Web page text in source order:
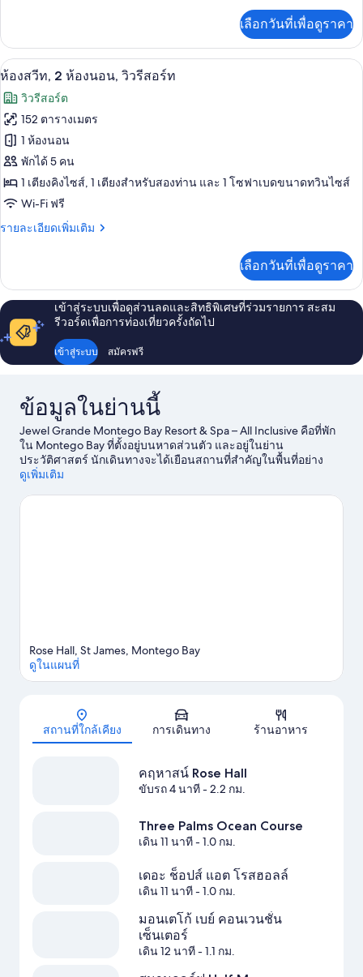
ทะเล
วิว
รีสอร์ท
เกี่ยว
กับ
ห้อง
ท,
ห้อง
นอน,
วิว
รีสอร์ท
เลือกวันที่เพื่อดูราคา
เปิด
ภาพถ่าย
ทั้งหมด
ของ
ห้อง
สวีท,
2
ห้อง
วิว
รีสอร์ท
เครื่องนอนระดับพรีเมียม, มินิบาร์, ตู้นิ
7
ห้องสวีท, 2 ห้องนอน, วิวรีสอร์ท
วิวรีสอร์ต
152 ตารางเมตร
1 ห้องนอน
พักได้ 5 คน
1 เตียงคิงไซส์, 1 เตียงสำหรับสองท่าน และ 1 โซฟาเบดขนาดทวินไซส์
Wi-Fi ฟรี
รายละเอียดเพิ่มเติม
ราย
เกี่ยว
กับ
ห้อง
สวี
ท,
2
รีสอร์ท
เลือกวันที่เพื่อดูราคา
เข้าสู่ระบบเพื่อดูส่วนลดและสิทธิพิเศษที่ร่วมรายการ สะสม
รีวอร์ดเพื่อการท่องเที่ยวครั้งถัดไป
เข้าสู่ระบบ สมัครฟรี
ข้อมูลในย่านนี้
Jewel Grande Montego Bay Resort & Spa – All Inclusive คือที่พัก
ใน Montego Bay ที่ตั้งอยู่บนหาดส่วนตัว และอยู่ในย่าน
ประวัติศาสตร์ นักเดินทางจะได้เยือนสถานที่สำคัญในพื้นที่อย่าง
คฤหาสน์ Rose Hall และ เดอะ ช็อปส์ แอต โรสฮอลล์ รวมถึงที่เที่ยว
Montego Bay หากพาลูกๆ ไปเที่ยว แนะนำให้แวะ ถ้ำวิโดว์เมกเกอร์
ดูเพิ่มเติม
แผนที่
Rose Hall, St James, Montego Bay
ดูในแผนที่
สถานที่ใกล้เคียง การเดินทาง ร้านอาหาร
คฤหาสน์ Rose Hall
ขับรถ 4 นาที- 2.2 กม.
Three Palms Ocean Course
เดิน 11 นาที- 1.0 กม.
เดอะ ช็อปส์ แอต โรสฮอลล์
เดิน 11 นาที- 1.0 กม.
มอนเตโก้ เบย์ คอนเวนชั่น
เซ็นเตอร์
เดิน 12 นาที- 1.1 กม.